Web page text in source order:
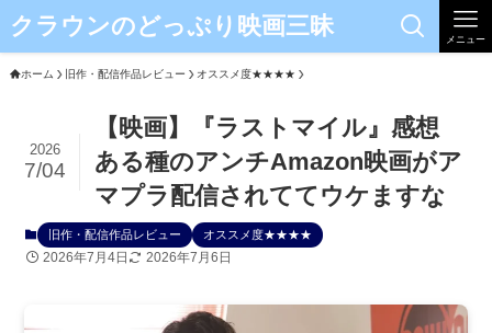
クラウンのどっぷり映画三昧 メニュー
ホーム 旧作・配信作品レビュー オススメ度★★★★
【映画】『ラストマイル』感想
ある種のアンチAmazon映画がア
マプラ配信されててウケますな
2026
7/04
旧作・配信作品レビュー オススメ度★★★★
2026年7月4日 2026年7月6日